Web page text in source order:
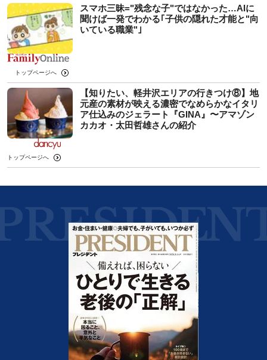
スマホ三昧="残念な子"ではなかった…AIに
聞けば一発でわかる｢子供の隠れた才能と"向
いている職業"｣
トップページへ
【知りたい、軽井沢エリアの行きつけ⑧】地
元産の素材が映える濃密でなめらかなイタリ
ア仕込みのジェラート『GINA』〜アマゾン
カカオ・太田哲雄さんの紹介
トップページへ